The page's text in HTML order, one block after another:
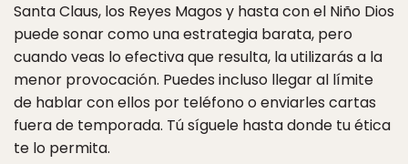
Santa Claus, los Reyes Magos y hasta con el Niño Dios
puede sonar como una estrategia barata, pero
cuando veas lo efectiva que resulta, la utilizarás a la
menor provocación. Puedes incluso llegar al límite
de hablar con ellos por teléfono o enviarles cartas
fuera de temporada. Tú síguele hasta donde tu ética
te lo permita.